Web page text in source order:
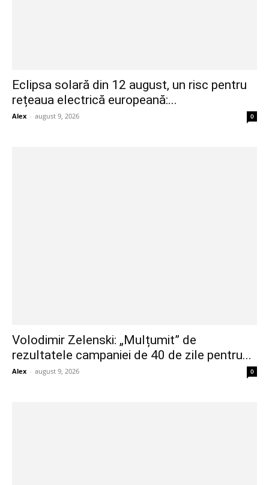
Eclipsa solară din 12 august, un risc pentru
rețeaua electrică europeană:...
Alex - august 9, 2026 0
Volodimir Zelenski: „Mulțumit” de
rezultatele campaniei de 40 de zile pentru...
Alex - august 9, 2026 0